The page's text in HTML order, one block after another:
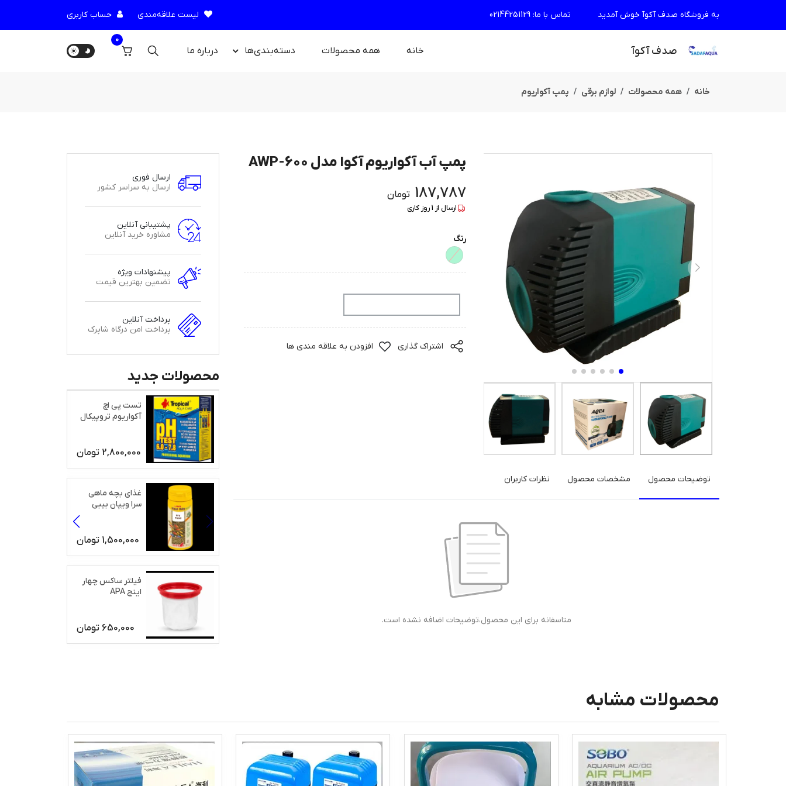
به فروشگاه صدف آکوآ خوش آمدید تماس با ما:
02144251129 لیست علاقه‌مندی حساب کاربری
صدف آکوآ خانه همه محصولات دسته‌بندی‌ها درباره‌ ما
0
خانه همه محصولات لوازم برقی پمپ آکواریوم
پمپ آب آکواریوم آکوا مدل AWP-600
187,787 تومان
ارسال از 1روز کاری
رنگ
اشتراک گذاری افزودن به علاقه مندی ها
توضیحات محصول مشخصات محصول نظرات کاربران
متاسفانه برای این محصول،توضیحات اضافه نشده است.
ارسال فوری
ارسال به سراسر کشور
پشتیبانی آنلاین
مشاوره خرید آنلاین
پیشنهادات ویژه
تضمین بهترین قیمت
پرداخت آنلاین
پرداخت امن درگاه شاپرک
محصولات جدید
تست پی اچ
آکواریوم تروپیکال
2,800,000 تومان
غذای بچه ماهی
سرا ویپان بیبی
1,500,000 تومان
فیلتر ساکس چهار
اینج APA
650,000 تومان
محصولات مشابه